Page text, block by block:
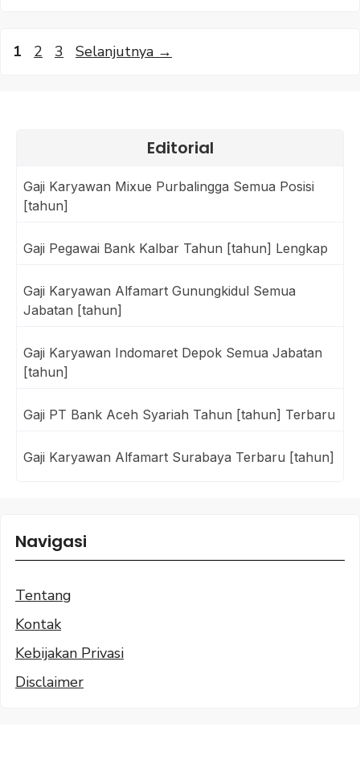
Halaman
1 Halaman
2 Halaman
3 Selanjutnya →
Editorial
Gaji Karyawan Mixue Purbalingga Semua Posisi
[tahun]
Gaji Pegawai Bank Kalbar Tahun [tahun] Lengkap
Gaji Karyawan Alfamart Gunungkidul Semua
Jabatan [tahun]
Gaji Karyawan Indomaret Depok Semua Jabatan
[tahun]
Gaji PT Bank Aceh Syariah Tahun [tahun] Terbaru
Gaji Karyawan Alfamart Surabaya Terbaru [tahun]
Navigasi
Tentang
Kontak
Kebijakan Privasi
Disclaimer